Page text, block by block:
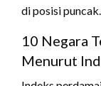
di posisi puncak.
10 Negara
Menurut